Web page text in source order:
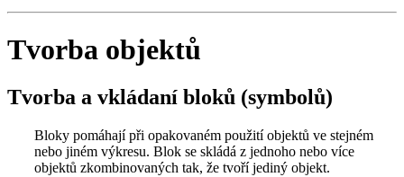
Tvorba objektů
Tvorba a vkládaní bloků (symbolů)
Bloky pomáhají při opakovaném použití objektů ve stejném
nebo jiném výkresu. Blok se skládá z jednoho nebo více
objektů zkombinovaných tak, že tvoří jediný objekt.